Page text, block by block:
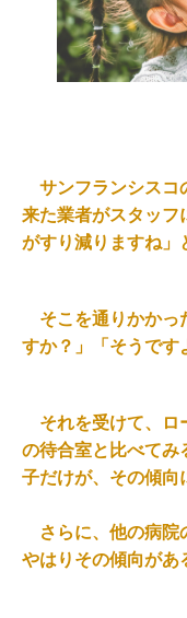
サンフランシスコ
来た業者がスタッフ
がすり減りますね」
そこを通りかかっ
すか？」「そうです
それを受けて、ロ
の待合室と比べてみ
子だけが、その傾向
さらに、他の病院
やはりその傾向があ